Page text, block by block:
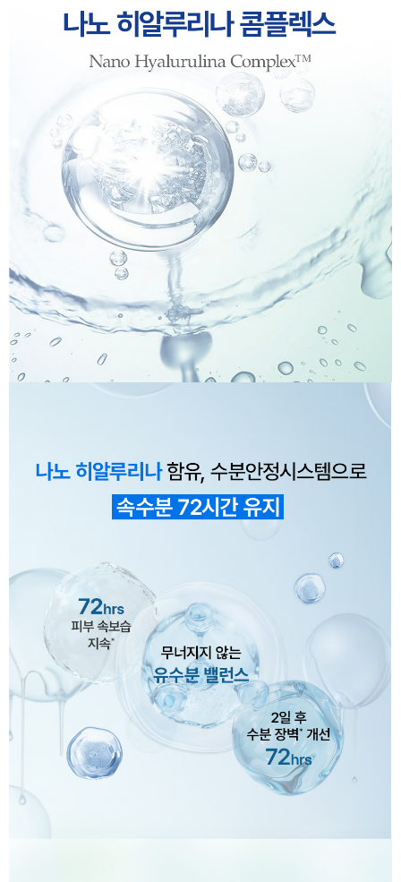
이코 라이프 하